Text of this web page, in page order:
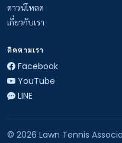
ดาวน์โหลด
เกี่ยวกับเรา
ติดตามเรา
Facebook
YouTube
LINE
© 2026 Lawn Tennis